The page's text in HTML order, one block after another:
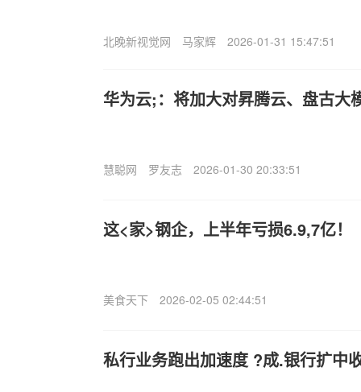
北晚新视觉网 马家辉 2026-01-31 15:47:51
华为云;：将加大对昇腾云、盘古大
慧聪网 罗友志 2026-01-30 20:33:51
这<家>钢企，上半年亏损6.9,7亿！
美食天下 2026-02-05 02:44:51
私行业务跑出加速度 ?成.银行扩中